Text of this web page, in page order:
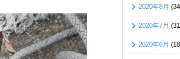
2020年8月
2020年7月
2020年6月